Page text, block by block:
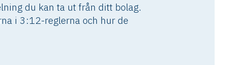
du kan ta ut från ditt bolag.
i 3:12-reglerna och hur de